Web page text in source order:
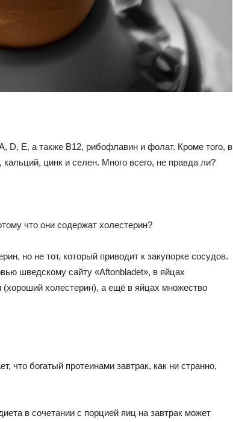
D, E, а также B12, рибофлавин и фолат. Кроме того, в
цинк и селен. Много всего, не правда ли?
что они содержат холестерин?
но не тот, который приводит к закупорке сосудов.
шведскому сайту «Aftonbladet», в яйцах
холестерин), а ещё в яйцах множество
что богатый протеинами завтрак, как ни странно,
в сочетании с порцией яиц на завтрак может